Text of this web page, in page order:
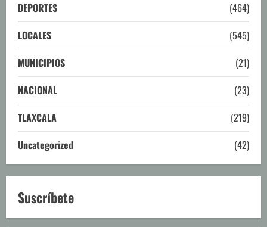
DEPORTES
(464)
LOCALES
(545)
MUNICIPIOS
(21)
NACIONAL
(23)
TLAXCALA
(219)
Uncategorized
(42)
Suscríbete